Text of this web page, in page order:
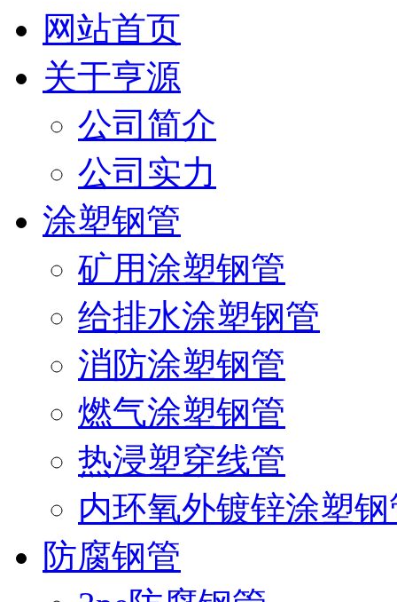
网站首页
关于亨源
公司简介
公司实力
涂塑钢管
矿用涂塑钢管
给排水涂塑钢管
消防涂塑钢管
燃气涂塑钢管
热浸塑穿线管
内环氧外镀锌涂塑钢
防腐钢管